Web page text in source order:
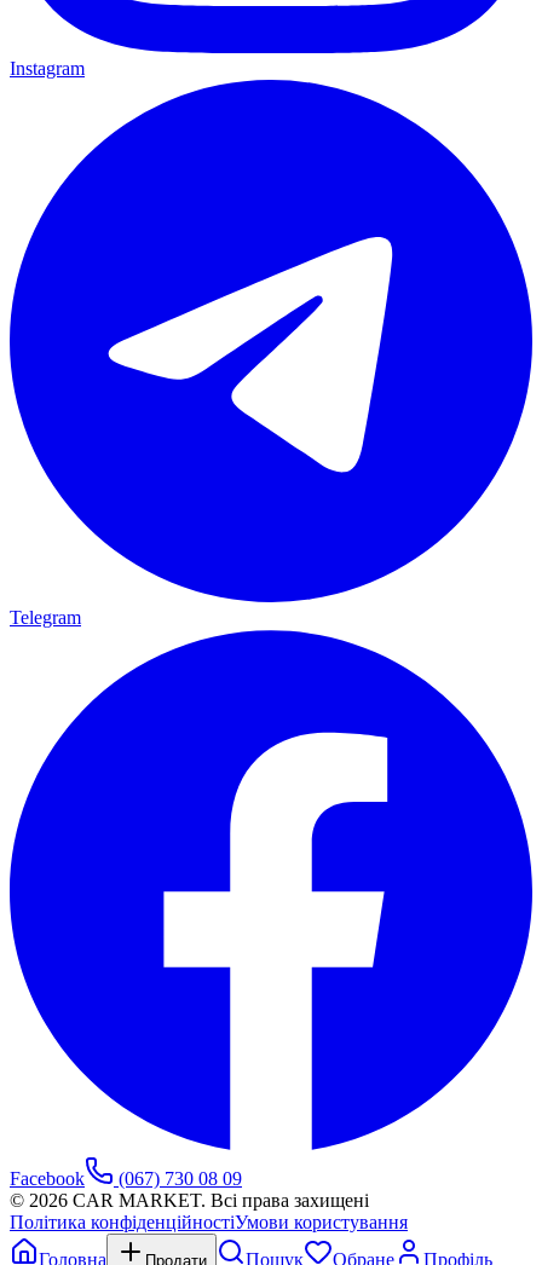
Instagram
Telegram
Facebook
(067) 730 08 09
© 2026 CAR MARKET. Всі права захищені
Політика конфіденційностіУмови користування
Головна
Продати Пошук Обране Профіль